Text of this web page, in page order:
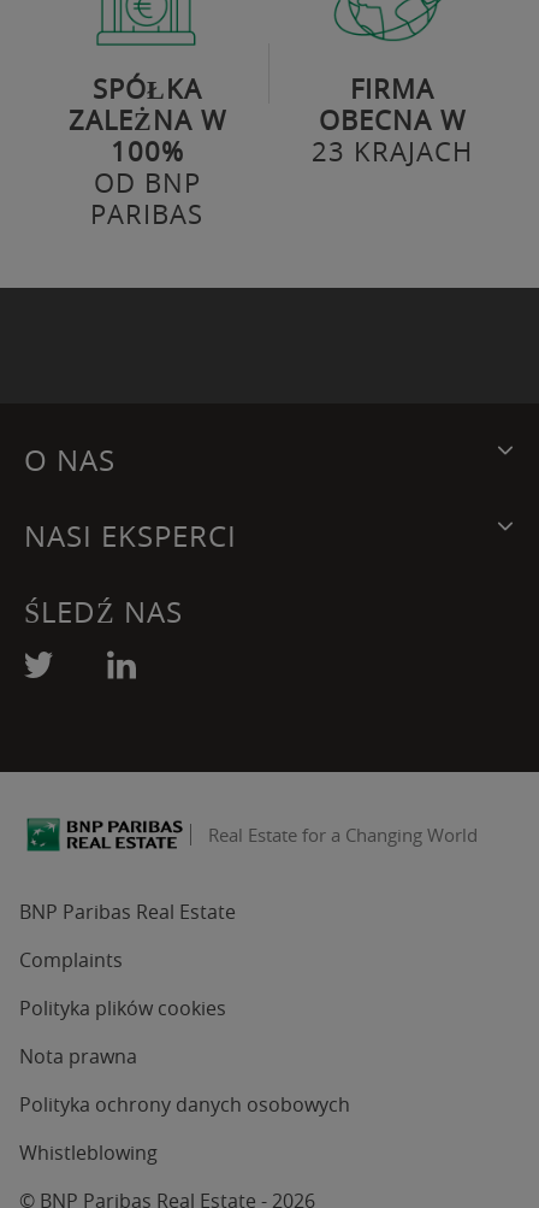
SPÓŁKA
ZALEŻNA W
100%
OD BNP
PARIBAS
FIRMA
OBECNA W
23 KRAJACH
O NAS
NASI EKSPERCI
ŚLEDŹ NAS
Real Estate for a Changing World
BNP Paribas Real Estate
Complaints
Polityka plików cookies
Nota prawna
Polityka ochrony danych osobowych
Whistleblowing
© BNP Paribas Real Estate - 2026